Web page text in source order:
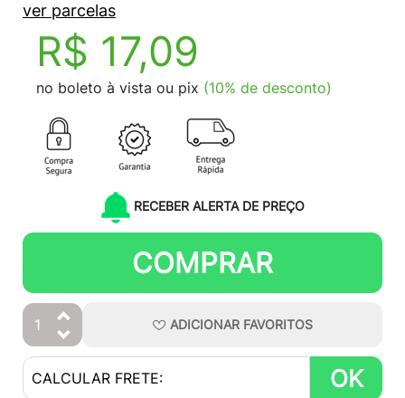
ver parcelas
R$ 17,09
no boleto à vista ou pix (10% de desconto)
RECEBER ALERTA DE PREÇO
COMPRAR
ADICIONAR FAVORITOS
OK